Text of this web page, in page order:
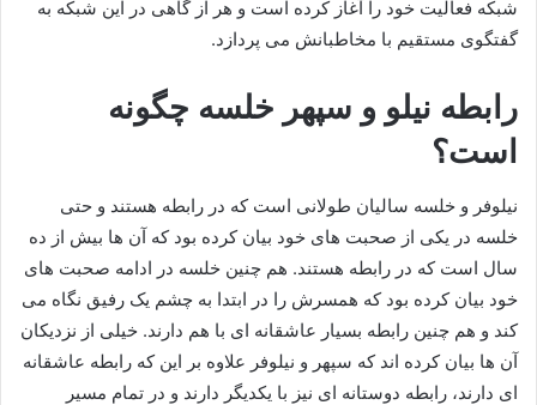
شبکه فعالیت خود را آغاز کرده است و هر از گاهی در این شبکه به
گفتگوی مستقیم با مخاطبانش می‌ پردازد.
رابطه نیلو و سپهر خلسه چگونه
است؟
نیلوفر و خلسه سالیان طولانی است که در رابطه هستند و حتی
خلسه در یکی از صحبت‌ های خود بیان کرده بود که آن ها بیش از ده
سال است که در رابطه هستند. هم چنین خلسه در ادامه صحبت های
خود بیان کرده بود که همسرش را در ابتدا به چشم یک رفیق نگاه می‌
کند و هم چنین رابطه بسیار عاشقانه ای با هم دارند. خیلی از نزدیکان
آن ها بیان کرده اند که سپهر و نیلوفر علاوه بر این که رابطه عاشقانه
ای دارند، رابطه دوستانه ای نیز با یکدیگر دارند و در تمام مسیر